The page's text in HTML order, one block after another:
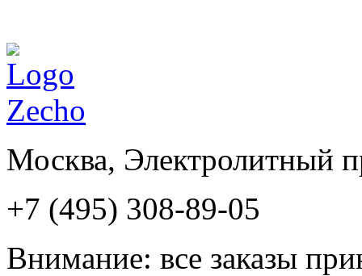
Москва, Электролитный
+7 (495) 308-89-05
Внимание: все заказы